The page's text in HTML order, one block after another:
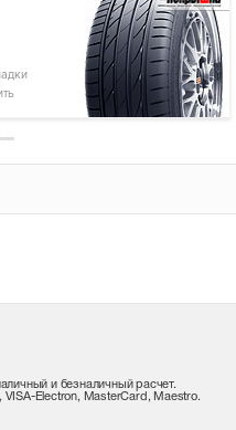
и безналичный расчет.
Electron, MasterCard, Maestro.